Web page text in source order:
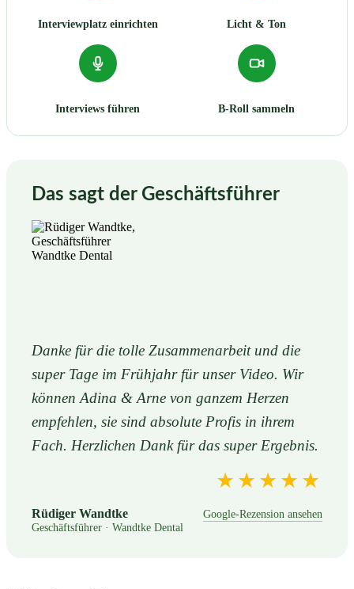
Interviewplatz einrichten Licht & Ton
Interviews führen B-Roll sammeln
Das sagt der Geschäftsführer
Danke für die tolle Zusammenarbeit und die
super Tage im Frühjahr für unser Video. Wir
können Adina & Arne von ganzem Herzen
empfehlen, sie sind absolute Profis in ihrem
Fach. Herzlichen Dank für das super Ergebnis.
Rüdiger Wandtke
Geschäftsführer · Wandtke Dental
★★★★★
Google-Rezension ansehen